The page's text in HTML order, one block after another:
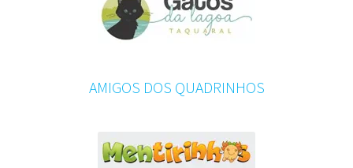
AMIGOS DOS QUADRINHOS